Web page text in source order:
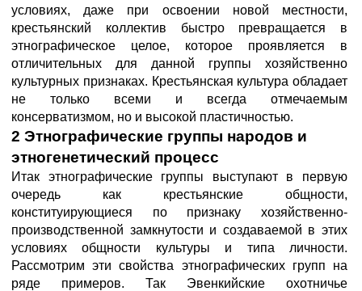
условиях, даже при освоении новой местности,
крестьянский коллектив быстро превращается в
этнографическое целое, которое проявляется в
отличительных для данной группы хозяйственно
культурных признаках. Крестьянская культура обладает
не только всеми и всегда отмечаемым
консерватизмом, но и высокой пластичностью.
2 Этнографические группы народов и
этногенетический процесс
Итак этнографические группы выступают в первую
очередь как крестьянские общности,
конституирующиеся по признаку хозяйственно-
производственной замкнутости и создаваемой в этих
условиях общности культуры и типа личности.
Рассмотрим эти свойства этнографических групп на
ряде примеров. Так Эвенкийские охотничье